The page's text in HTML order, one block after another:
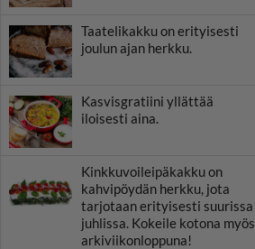
Taatelikakku on erityisesti
joulun ajan herkku.
Kasvisgratiini yllättää
iloisesti aina.
Kinkkuvoileipäkakku on
kahvipöydän herkku, jota
tarjotaan erityisesti suurissa
juhlissa. Kokeile kotona myös
arkiviikonloppuna!